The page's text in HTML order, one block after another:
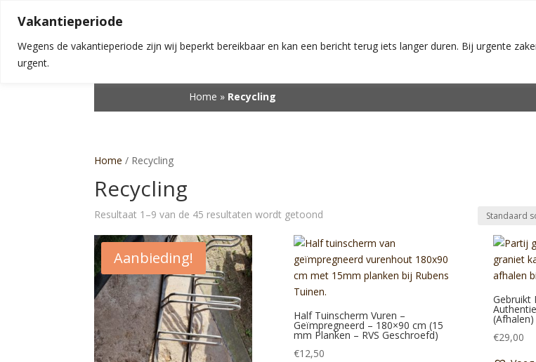
Vakantieperiode
Wegens de vakantieperiode zijn wij beperkt bereikbaar en kan een bericht terug iets langer duren. Bij urgente
urgent.
Tuinonderhoud
Home » Recycling
Home / Recycling
Recycling
Resultaat 1–9 van de 45 resultaten wordt getoond
Aanbieding!
Half Tuinscherm Vuren –
Geïmpregneerd – 180×90 cm (15
mm Planken – RVS Geschroefd)
€12,50
Gebruikt
(Afhalen)
€29,00